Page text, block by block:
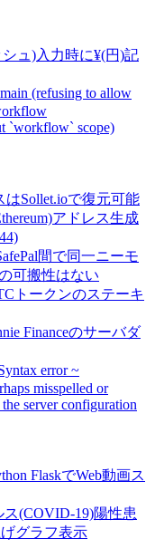
ュ)入力時に¥(円)記
(refusing to allow
`workflow` scope)
はSollet.ioで復元可能
アドレス生成
間で同一ニーモ
可搬性はない
トークンのステーキ
Financeのサーバダ
error ~
misspelled or
server configuration
FlaskでWeb動画ス
(COVID-19)陽性患
グラフ表示